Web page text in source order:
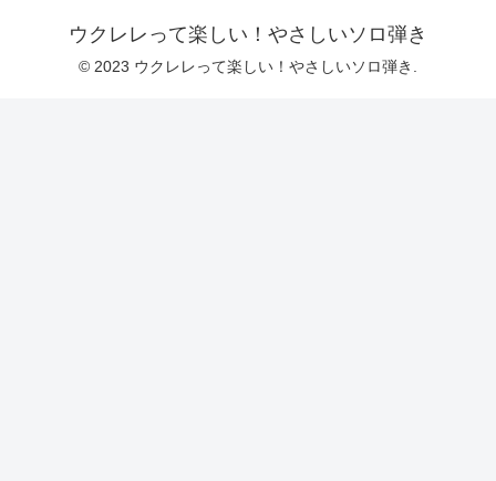
ウクレレって楽しい！やさしいソロ弾き
© 2023 ウクレレって楽しい！やさしいソロ弾き.